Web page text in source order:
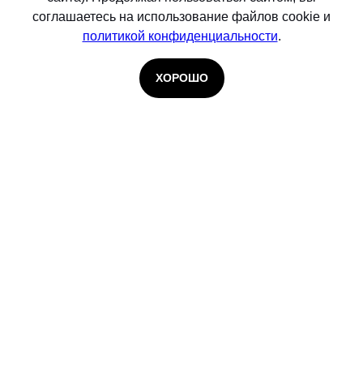
соглашаетесь на использование файлов cookie и
политикой конфиденциальности.
ХОРОШО